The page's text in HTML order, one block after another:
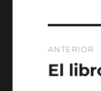
de
ANTERIOR
Entrada
El